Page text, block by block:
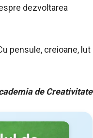
dezvoltarea
pensule, creioane, lut
de Creativitate